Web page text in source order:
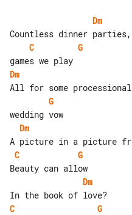
Dm
C
G
Dm
G
Dm
C
G
Dm
C
G